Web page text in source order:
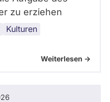
zu erziehen
Kulturen
Weiterlesen ->